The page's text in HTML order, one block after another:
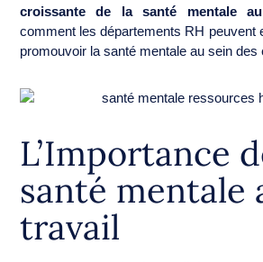
croissante de la santé mentale
comment les départements RH peuvent
promouvoir la santé mentale au sein des
L’Importance
santé mentale
travail